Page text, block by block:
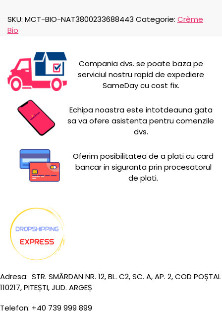
SKU: MCT-BIO-NAT3800233688443 Categorie: Crème
Bio
Compania dvs. se poate baza pe
serviciul nostru rapid de expediere
SameDay cu cost fix.
Echipa noastra este intotdeauna gata
sa va ofere asistenta pentru comenzile
dvs.
Oferim posibilitatea de a plati cu card
bancar in siguranta prin procesatorul
de plati.
Adresa: STR. SMÂRDAN NR. 12, BL. C2, SC. A, AP. 2, COD POȘTAL
110217, PITEȘTI, JUD. ARGEȘ
Telefon: +40 739 999 899